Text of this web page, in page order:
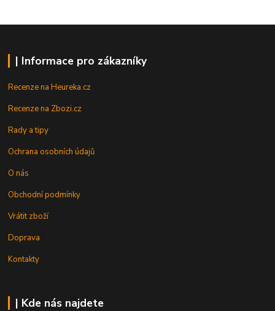
| Informace pro zákazníky
Recenze na Heureka.cz
Recenze na Zbozi.cz
Rady a tipy
Ochrana osobních údajů
O nás
Obchodní podmínky
Vrátit zboží
Doprava
Kontakty
| Kde nás najdete